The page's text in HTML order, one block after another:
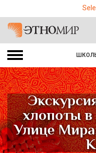
хлопоты
Улице